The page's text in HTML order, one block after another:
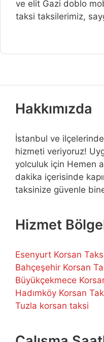
ve elit Gazi doblo
taksi taksilerimiz,
Hakkımızda
İstanbul ve
hizmeti veriyoruz!
yolculuk için Hemen
dakika içerisinde
taksinize güvenle
Hizmet
Esenyurt Korsan
Bahçeşehir Korsan
Büyükçekmece
Hadımköy Korsan
Tuzla korsan taksi